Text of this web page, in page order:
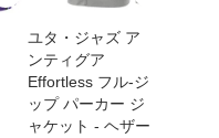
ユタ・ジャズ ア
ンティグア
Effortless フル-ジ
ップ パーカー ジ
ャケット - ヘザー